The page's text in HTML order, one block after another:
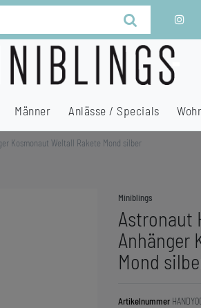
Männer Anlässe / Specials
Kosmonaut Weltall Rakete Mond silber
Miniblings
Astronaut
Anhänger
Mond
Artikelnummer